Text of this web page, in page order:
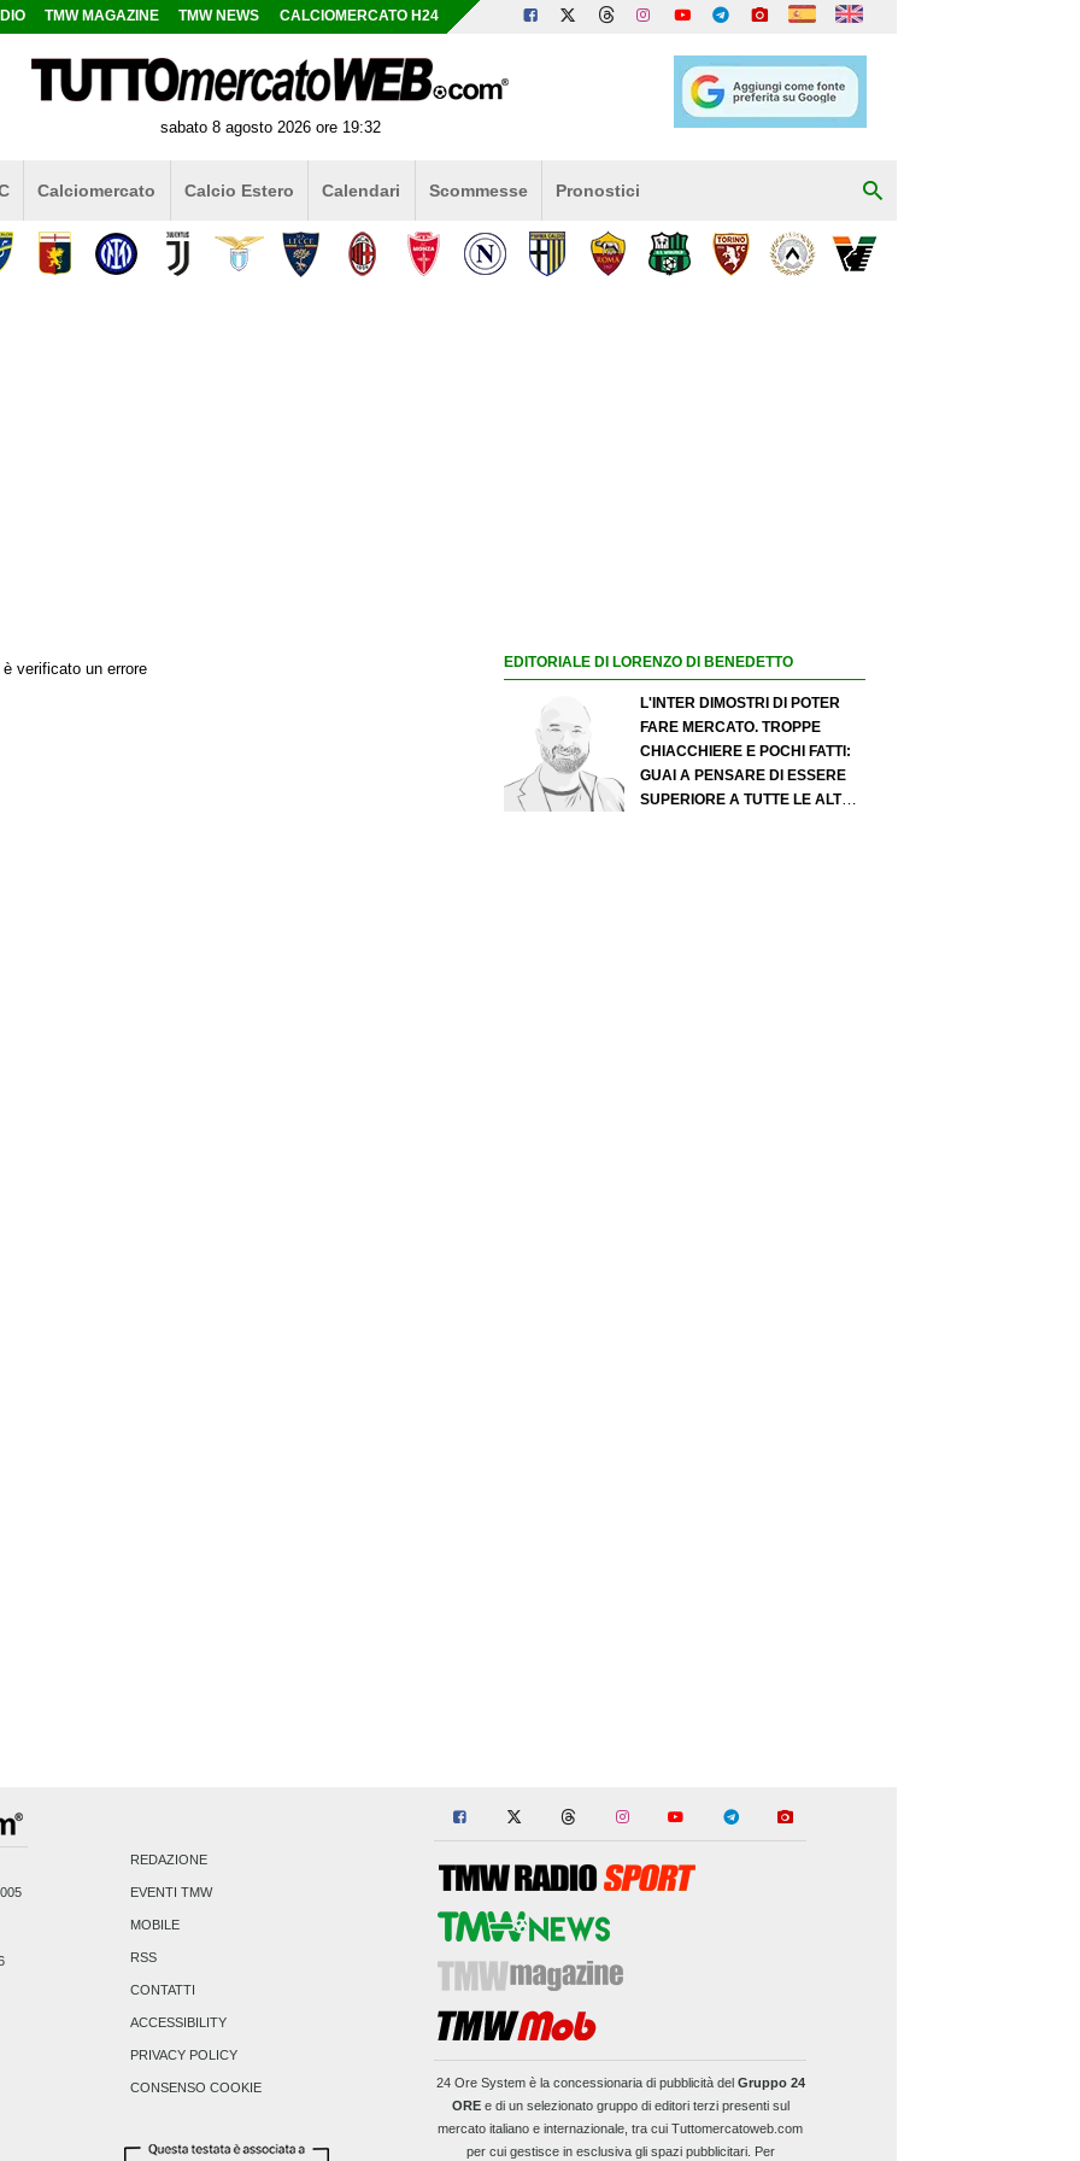
TMW MAGAZINE TMW NEWS CALCIOMERCATO H24
sabato 8 agosto 2026 ore 19:32
Calciomercato Calcio Estero Calendari Scommesse Pronostici
verificato un errore EDITORIALE DI LORENZO DI BENEDETTO
L'INTER DIMOSTRI DI POTER
FARE MERCATO. TROPPE
CHIACCHIERE E POCHI FATTI:
GUAI A PENSARE DI ESSERE
SUPERIORE A TUTTE LE ALTRE
REDAZIONE
EVENTI TMW
MOBILE
RSS
CONTATTI
ACCESSIBILITY
PRIVACY POLICY
CONSENSO COOKIE 24 Ore Systemè la concessionaria di pubblicità del Gruppo 24
OREe di un selezionato gruppo di editori terzi presenti sul
mercato italiano e internazionale, tra cui Tuttomercatoweb.com
per cui gestisce in esclusiva gli spazi pubblicitari. Per